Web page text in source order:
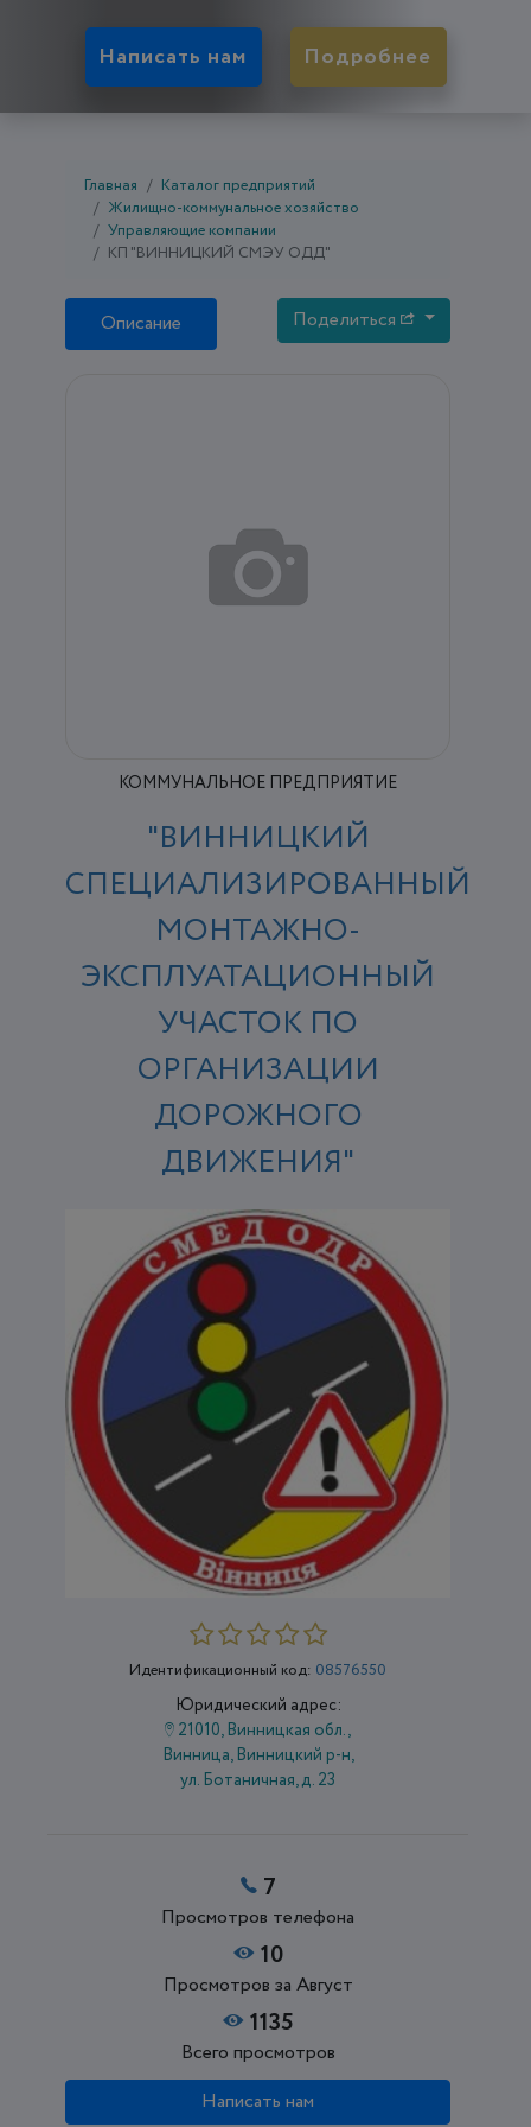
Написать нам Подробнее
Главная
Каталог предприятий
Жилищно-коммунальное хозяйство
Управляющие компании
КП "ВИННИЦКИЙ СМЭУ ОДД"
Описание Поделиться
КОММУНАЛЬНОЕ ПРЕДПРИЯТИЕ
"ВИННИЦКИЙ
СПЕЦИАЛИЗИРОВАННЫЙ
МОНТАЖНО-
ЭКСПЛУАТАЦИОННЫЙ
УЧАСТОК ПО
ОРГАНИЗАЦИИ
ДОРОЖНОГО
ДВИЖЕНИЯ"
Идентификационный код: 08576550
Юридический адрес:
21010, Винницкая обл.,
Винница, Винницкий р-н,
ул. Ботаничная, д. 23
7
Просмотров телефона
10
Просмотров за Август
1135
Всего просмотров
Написать нам